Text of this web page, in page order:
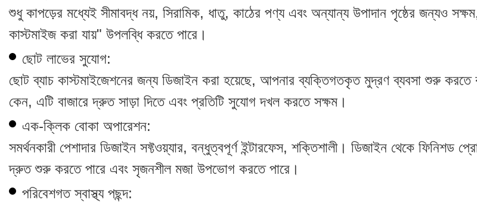
শুধু কাপড়ের মধ্যেই সীমাবদ্ধ নয়, সিরামিক, ধাতু, কাঠের পণ্য এবং অন্যান্য উপাদান পৃষ্ঠের জন্যও
কাস্টমাইজ করা যায়" উপলব্ধি করতে পারে।
ছোট লাভের সুযোগ:
ছোট ব্যাচ কাস্টমাইজেশনের জন্য ডিজাইন করা হয়েছে, আপনার ব্যক্তিগতকৃত মুদ্রণ ব্যবসা শুরু
কেন, এটি বাজারে দ্রুত সাড়া দিতে এবং প্রতিটি সুযোগ দখল করতে সক্ষম।
এক-ক্লিক বোকা অপারেশন:
সমর্থনকারী পেশাদার ডিজাইন সফ্টওয়্যার, বন্ধুত্বপূর্ণ ইন্টারফেস, শক্তিশালী। ডিজাইন থেকে ফিনিশড
দ্রুত শুরু করতে পারে এবং সৃজনশীল মজা উপভোগ করতে পারে।
পরিবেশগত স্বাস্থ্য পছন্দ: